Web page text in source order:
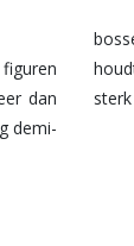
dan
demi-